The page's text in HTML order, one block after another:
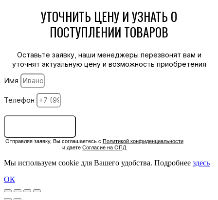
УТОЧНИТЬ ЦЕНУ И УЗНАТЬ О
ПОСТУПЛЕНИИ ТОВАРОВ
Оставьте заявку, наши менеджеры перезвонят вам и
уточнят актуальную цену и возможность приобретения
Имя
Телефон
Отправляя заявку, Вы соглашаетесь с Политикой конфиденциальности
и даетеСогласие на ОПД
Мы используем cookie для Вашего удобства. Подробнее здесь
ОК